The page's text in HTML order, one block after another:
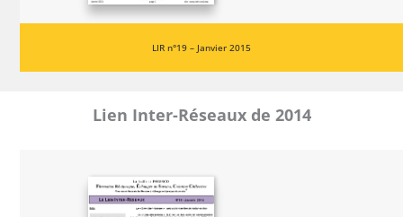
LIR n°19 – Janvier 2015
Lien Inter-Réseaux de 2014